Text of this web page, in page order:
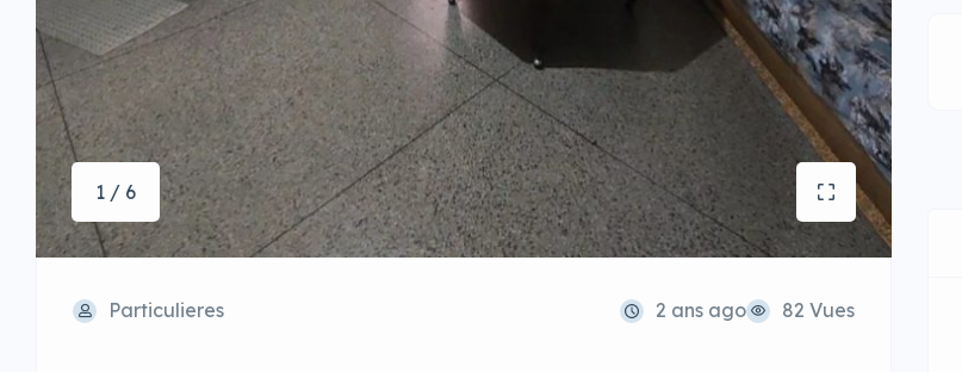
1 / 6
Particulieres 2 ans ago 82 Vues